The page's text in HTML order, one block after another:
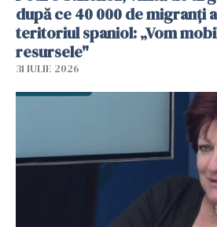
după ce 40 000 de migranți
teritoriul spaniol: „Vom
resursele"
31 IULIE 2026